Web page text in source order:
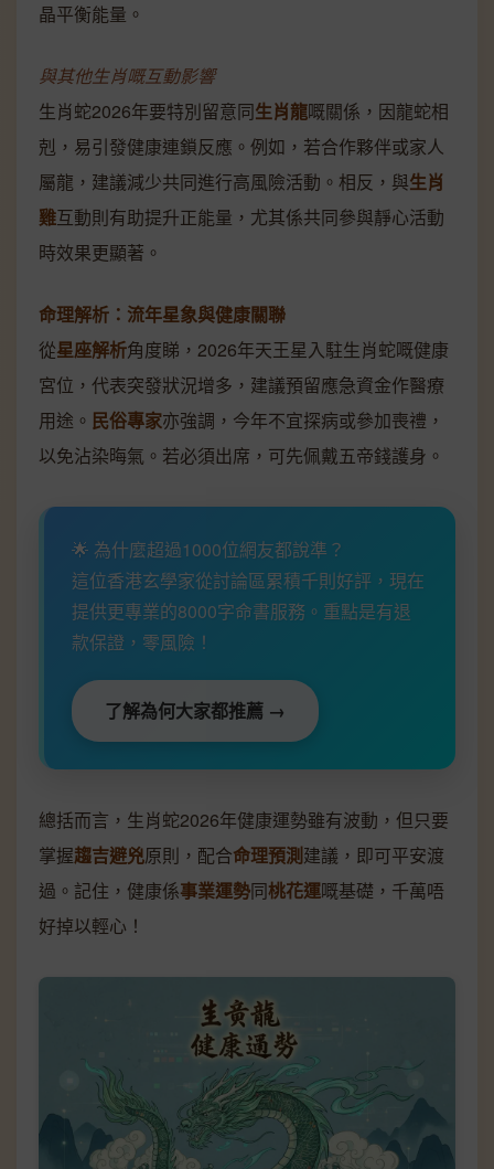
晶平衡能量。
與其他生肖嘅互動影響
生肖蛇2026年要特別留意同生肖龍嘅關係，因龍蛇相
剋，易引發健康連鎖反應。例如，若合作夥伴或家人
屬龍，建議減少共同進行高風險活動。相反，與生肖
雞互動則有助提升正能量，尤其係共同參與靜心活動
時效果更顯著。
命理解析：流年星象與健康關聯
從星座解析角度睇，2026年天王星入駐生肖蛇嘅健康
宮位，代表突發狀況增多，建議預留應急資金作醫療
用途。 民俗專家亦強調，今年不宜探病或參加喪禮，
以免沾染晦氣。若必須出席，可先佩戴五帝錢護身。
🌟 為什麼超過1000位網友都說準？
這位香港玄學家從討論區累積千則好評，現在
提供更專業的8000字命書服務。重點是有退
款保證，零風險！
了解為何大家都推薦 →
總括而言，生肖蛇2026年健康運勢雖有波動，但只要
掌握趨吉避兇原則，配合命理預測建議，即可平安渡
過。記住，健康係事業運勢同桃花運嘅基礎，千萬唔
好掉以輕心！